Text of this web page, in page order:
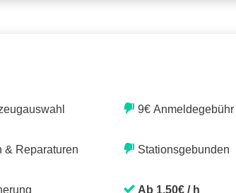
& Reparaturen
9€ Anmeldegebühr
Stationsgebunden
Ab 1,50€ / h